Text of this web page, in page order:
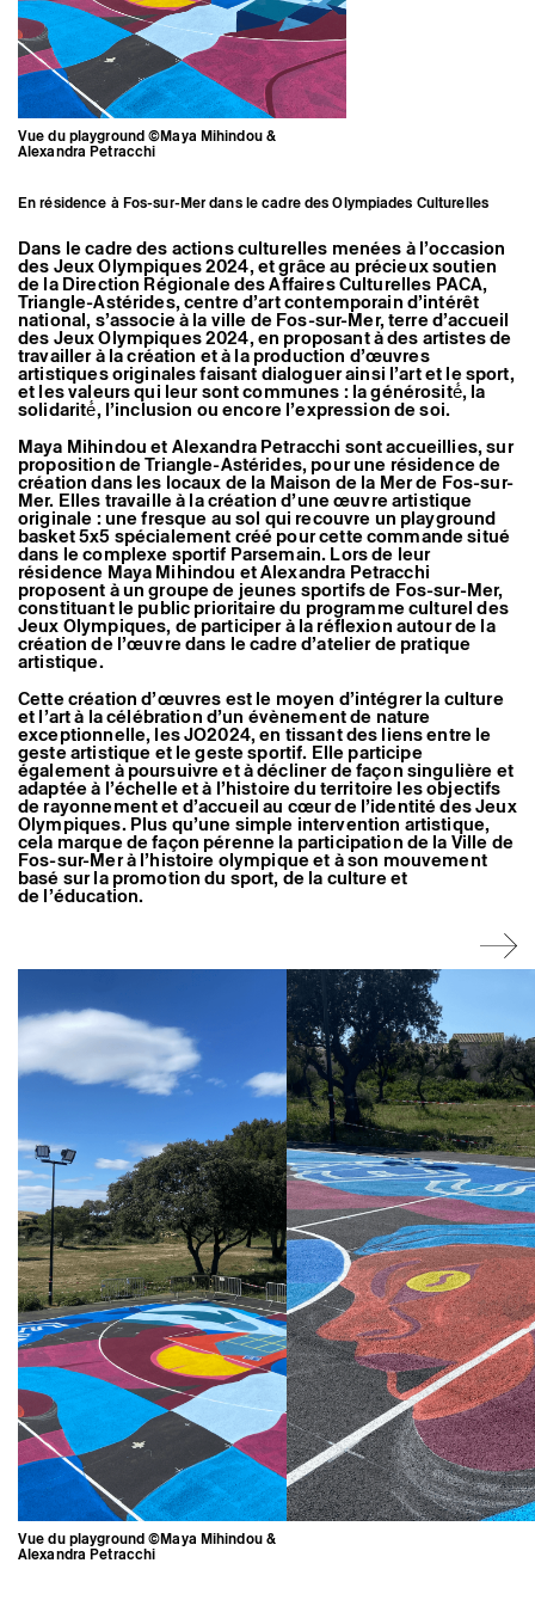
Artistes associé·es
Hors-les-murs
Ancien·nes résident·es et artistes associé·es
Vue du playground ©Maya Mihindou &
Alexandra Petracchi
En résidence à Fos-sur-Mer dans le cadre des Olympiades Culturelles
Dans le cadre des actions culturelles menées à l’occasion
des Jeux Olympiques 2024, et grâce au précieux soutien
de la Direction Régionale des Affaires Culturelles PACA,
Triangle-Astérides, centre d’art contemporain d’intérêt
national, s’associe à la ville de Fos-sur-Mer, terre d’accueil
des Jeux Olympiques 2024, en proposant à des artistes de
travailler à la création et à la production d’œuvres
artistiques originales faisant dialoguer ainsi l’art et le sport,
et les valeurs qui leur sont communes : la générosité́, la
solidarité́, l’inclusion ou encore l’expression de soi.
Maya Mihindou et Alexandra Petracchi sont accueillies, sur
proposition de Triangle-Astérides, pour une résidence de
création dans les locaux de la Maison de la Mer de Fos-sur-
Mer. Elles travaille à la création d’une œuvre artistique
originale : une fresque au sol qui recouvre un playground
basket 5x5 spécialement créé pour cette commande situé
dans le complexe sportif Parsemain. Lors de leur
résidence Maya Mihindou et Alexandra Petracchi
proposent à un groupe de jeunes sportifs de Fos-sur-Mer,
constituant le public prioritaire du programme culturel des
Jeux Olympiques, de participer à la réflexion autour de la
création de l’œuvre dans le cadre d’atelier de pratique
artistique.
Cette création d’œuvres est le moyen d’intégrer la culture
et l’art à la célébration d’un évènement de nature
exceptionnelle, les JO2024, en tissant des liens entre le
geste artistique et le geste sportif. Elle participe
également à poursuivre et à décliner de façon singulière et
adaptée à l’échelle et à l’histoire du territoire les objectifs
de rayonnement et d’accueil au cœur de l’identité des Jeux
Olympiques. Plus qu’une simple intervention artistique,
cela marque de façon pérenne la participation de la Ville de
Fos-sur-Mer à l’histoire olympique et à son mouvement
basé sur la promotion du sport, de la culture et
de l’éducation.
Vue du playground ©Maya Mihindou &
Alexandra Petracchi